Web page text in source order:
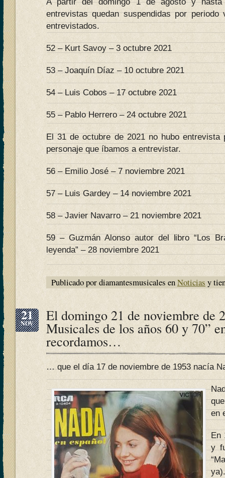
entrevistas quedan suspendidas por
entrevistados.
52 – Kurt Savoy – 3 octubre 2021
53 – Joaquín Díaz – 10 octubre 2021
54 – Luis Cobos – 17 octubre 2021
55 – Pablo Herrero – 24 octubre 2021
El 31 de octubre de 2021 no hubo entrevista
personaje que íbamos a entrevistar.
56 – Emilio José – 7 noviembre 2021
57 – Luis Gardey – 14 noviembre 2021
58 – Javier Navarro – 21 noviembre 2021
59 – Guzmán Alonso autor del libro “Los
leyenda” – 28 noviembre 2021
Publicado por diamantesmusicales enNoticias y
21
NOV El domingo 21 de noviembre de
Musicales de los años 60 y 70”
recordamos…
… que el día 17 de noviembre de 1953 nacía
en
En
y
ya).